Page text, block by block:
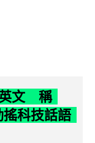
英文 稱
科技話語